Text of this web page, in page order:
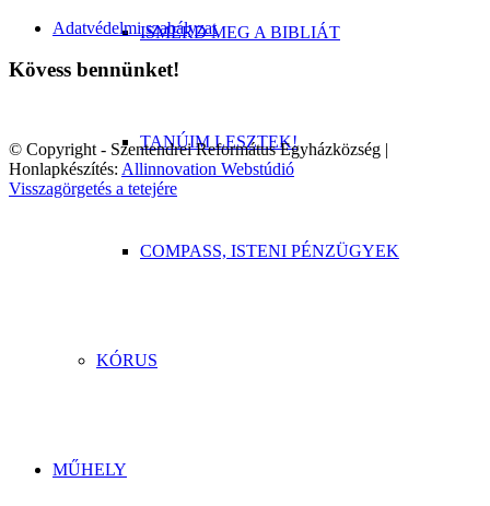
ISMERD MEG A BIBLIÁT
TANÚIM LESZTEK!
COMPASS, ISTENI PÉNZÜGYEK
KÓRUS
MŰHELY
Adatvédelmi szabályzat
Kövess bennünket!
© Copyright - Szentendrei Református Egyházközség |
Honlapkészítés: Allinnovation Webstúdió
Visszagörgetés a tetejére